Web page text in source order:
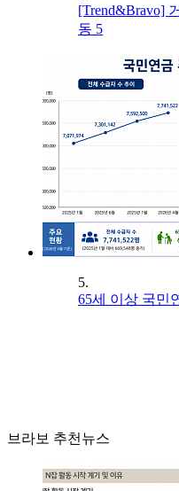
[Trend&Bravo]
동 5
5.
65세 이상 국민
브라보 추천뉴스